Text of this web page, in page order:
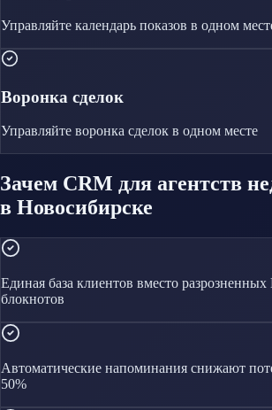
Управляйте календарь показов в одном
Воронка сделок
Управляйте воронка сделок в одном месте
Зачем CRM для агентств
в Новосибирске
Единая база клиентов вместо
блокнотов
Автоматические напоминания снижают
50%